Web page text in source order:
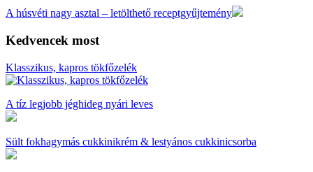
A húsvéti nagy asztal – letölthető receptgyűjtemény
Kedvencek most
Klasszikus, kapros tökfőzelék
A tíz legjobb jéghideg nyári leves
Sült fokhagymás cukkinikrém & lestyános cukkinicsorba